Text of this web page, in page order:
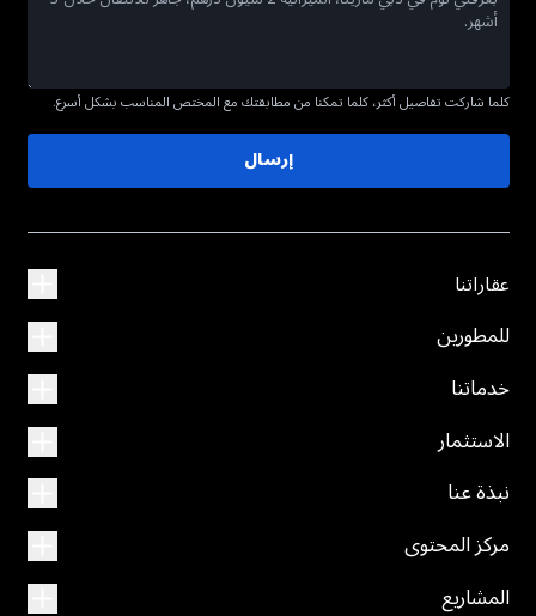
كلما شاركت تفاصيل أكثر، كلما تمكنا من مطابقتك مع المختص المناسب بشكل أسرع.
إرسال
عقاراتنا
للمطورين
خدماتنا
الاستثمار
نبذة عنا
مركز المحتوى
المشاريع